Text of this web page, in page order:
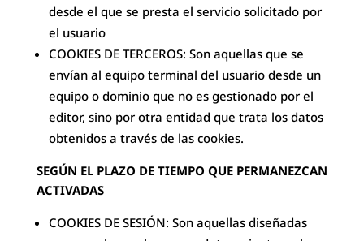
desde el que se presta el servicio solicitado por
el usuario
COOKIES DE TERCEROS: Son aquellas que se
envían al equipo terminal del usuario desde un
equipo o dominio que no es gestionado por el
editor, sino por otra entidad que trata los datos
obtenidos a través de las cookies.
SEGÚN EL PLAZO DE TIEMPO QUE PERMANEZCAN
ACTIVADAS
COOKIES DE SESIÓN: Son aquellas diseñadas